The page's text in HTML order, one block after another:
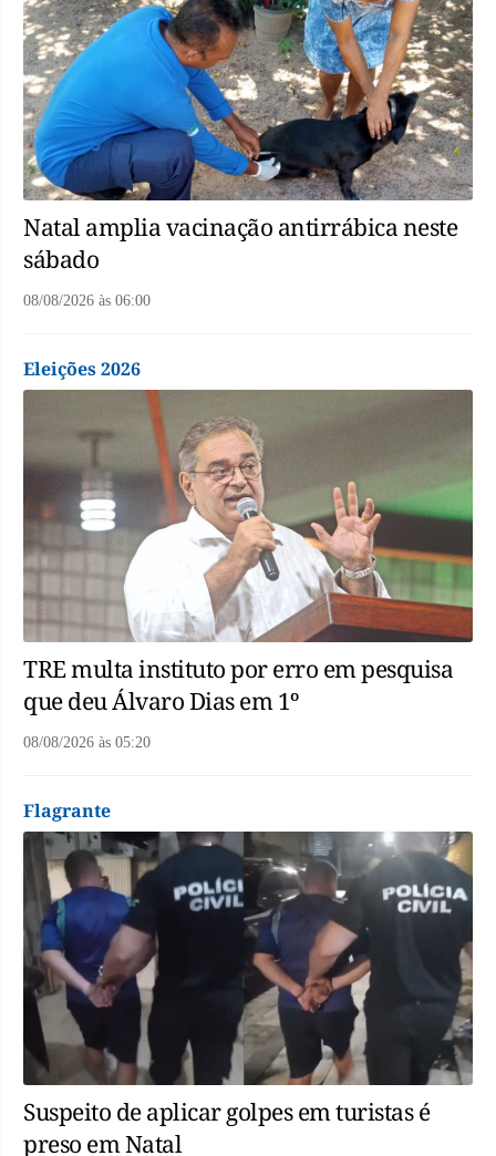
Natal amplia vacinação antirrábica neste
sábado
08/08/2026 às 06:00
Eleições 2026
TRE multa instituto por erro em pesquisa
que deu Álvaro Dias em 1º
08/08/2026 às 05:20
Flagrante
Suspeito de aplicar golpes em turistas é
preso em Natal